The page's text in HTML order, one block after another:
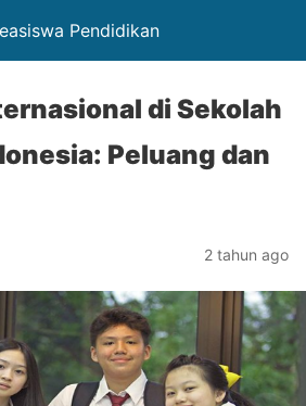
Pendidikan
di Sekolah
Peluang dan
2 tahun ago